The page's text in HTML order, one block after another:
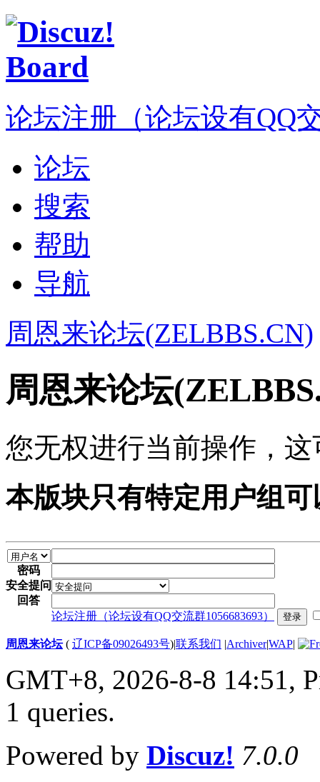
论坛注册（论坛设有QQ
论坛
搜索
帮助
导航
周恩来论坛(ZELBBS.CN)
周恩来论坛
您无权进行当前操作，
本版块只有特定用户组
密码
安全提问
回答
论坛注册（论坛设有QQ交流群1056683693）
登录
周恩来论坛( 辽ICP备09026493号)|联系我们 |Archiver|WAP|
GMT+8, 2026-8-8 14:51,
1 queries.
Powered by Discuz! 7.0.0